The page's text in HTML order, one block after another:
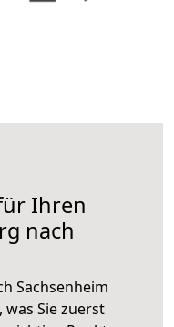
Ihren
nach
Sachsenheim
Sie zuerst